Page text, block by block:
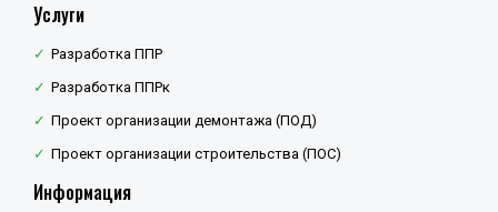
Услуги
Разработка ППР
Разработка ППРк
Проект организации демонтажа (ПОД)
Проект организации строительства (ПОС)
Информация